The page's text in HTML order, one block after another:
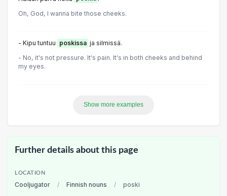
Oh, God, I wanna bite those cheeks.
- Kipu tuntuu poskissa ja silmissä.
- No, it's not pressure. It's pain. It's in both cheeks and behind
my eyes.
Show more examples
Further details about this page
LOCATION
Cooljugator / Finnish nouns / poski